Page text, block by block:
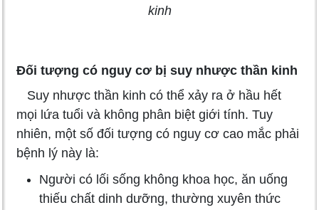
kinh
Đối tượng có nguy cơ bị suy nhược thần kinh
Suy nhược thần kinh có thể xảy ra ở hầu hết
mọi lứa tuổi và không phân biệt giới tính. Tuy
nhiên, một số đối tượng có nguy cơ cao mắc phải
bệnh lý này là:
Người có lối sống không khoa học, ăn uống
thiếu chất dinh dưỡng, thường xuyên thức